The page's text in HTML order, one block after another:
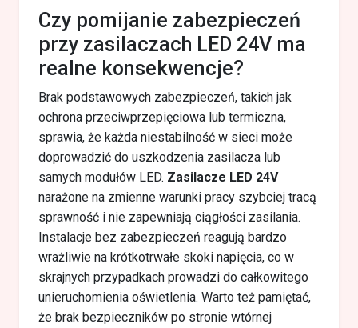
Czy pomijanie zabezpieczeń
przy zasilaczach LED 24V ma
realne konsekwencje?
Brak podstawowych zabezpieczeń, takich jak
ochrona przeciwprzepięciowa lub termiczna,
sprawia, że każda niestabilność w sieci może
doprowadzić do uszkodzenia zasilacza lub
samych modułów LED. Zasilacze LED 24V
narażone na zmienne warunki pracy szybciej tracą
sprawność i nie zapewniają ciągłości zasilania.
Instalacje bez zabezpieczeń reagują bardzo
wrażliwie na krótkotrwałe skoki napięcia, co w
skrajnych przypadkach prowadzi do całkowitego
unieruchomienia oświetlenia. Warto też pamiętać,
że brak bezpieczników po stronie wtórnej